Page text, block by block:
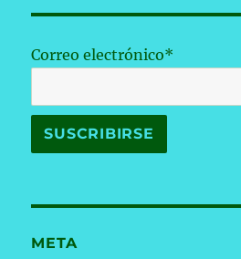
Correo electrónico*
META